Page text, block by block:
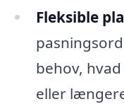
Fleksible
behov,
eller